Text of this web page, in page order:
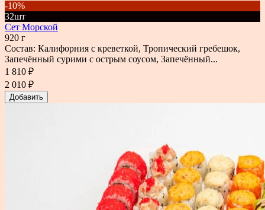
-10%
32шт
Сет Морской
920 г
Состав: Калифорния с креветкой, Тропический гребешок,
Запечённый сурими с острым соусом, Запечённый...
1 810 ₽
2 010 ₽
Добавить